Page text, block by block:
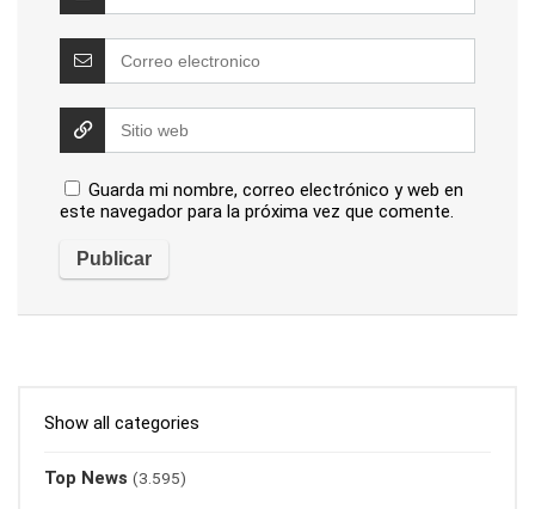
Guarda mi nombre, correo electrónico y web en
este navegador para la próxima vez que comente.
Show all categories
Top News (3.595)